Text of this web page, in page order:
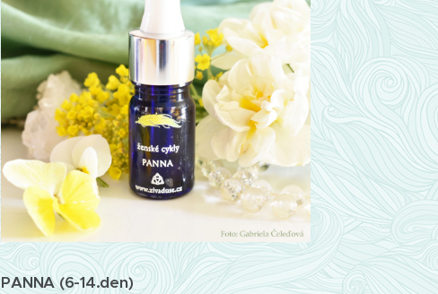
PANNA (6-14.den)